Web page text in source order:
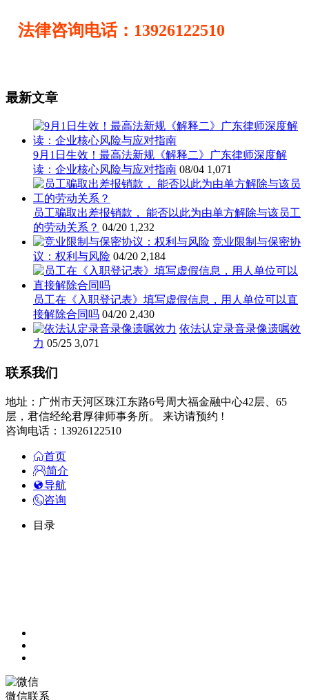
法律咨询电话：13926122510
最新文章
9月1日生效！最高法新规《解释二》广东律师深度解
读：企业核心风险与应对指南 08/04 1,071
员工骗取出差报销款， 能否以此为由单方解除与该员工
的劳动关系？ 04/20 1,232
竞业限制与保密协
议：权利与风险 04/20 2,184
员工在《入职登记表》填写虚假信息，用人单位可以直
接解除合同吗 04/20 2,430
依法认定录音录像遗嘱效
力 05/25 3,071
联系我们
地址：广州市天河区珠江东路6号周大福金融中心42层、65
层，君信经纶君厚律师事务所。 来访请预约 !
咨询电话：13926122510
首页
简介
导航
咨询
目录
微信联系